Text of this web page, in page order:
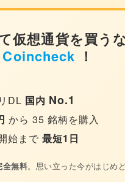
仮想通貨を買う
Coincheck ！
DL 国内 No.1
から 35 銘柄を購入
始まで最短1日
全無料。思い立った今がはじめ